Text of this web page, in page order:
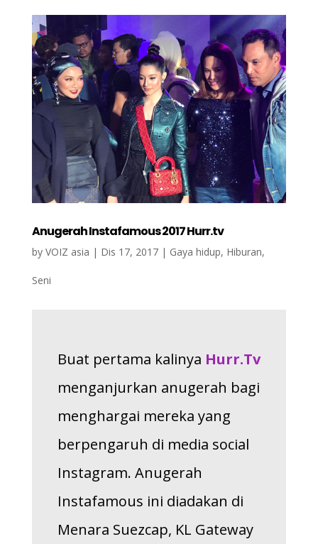
Anugerah Instafamous 2017 Hurr.tv
by VOIZ asia | Dis 17, 2017| Gaya hidup, Hiburan,
Seni
Buat pertama kalinya Hurr.Tv
menganjurkan anugerah bagi
menghargai mereka yang
berpengaruh di media social
Instagram. Anugerah
Instafamous ini diadakan di
Menara Suezcap, KL Gateway